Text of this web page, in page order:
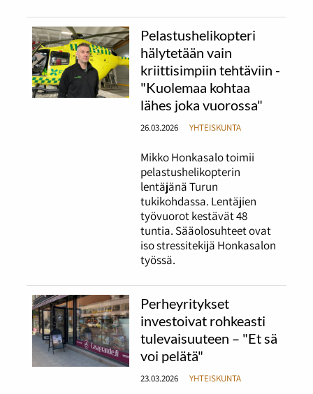
Pelastushelikopteri
hälytetään vain
kriittisimpiin tehtäviin -
"Kuolemaa kohtaa
lähes joka vuorossa"
26.03.2026 YHTEISKUNTA
Mikko Honkasalo toimii
pelastushelikopterin
lentäjänä Turun
tukikohdassa. Lentäjien
työvuorot kestävät 48
tuntia. Sääolosuhteet ovat
iso stressitekijä Honkasalon
työssä.
Perheyritykset
investoivat rohkeasti
tulevaisuuteen – "Et sä
voi pelätä"
23.03.2026 YHTEISKUNTA